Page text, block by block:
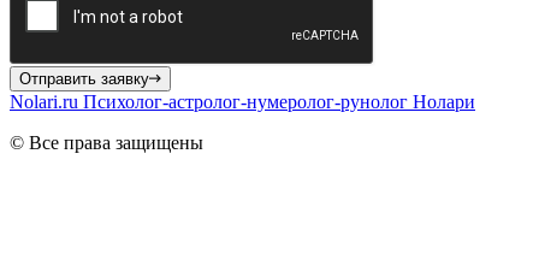
Отправить заявку
Nolari.ru Психолог-астролог-нумеролог-рунолог Нолари
© Все права защищены